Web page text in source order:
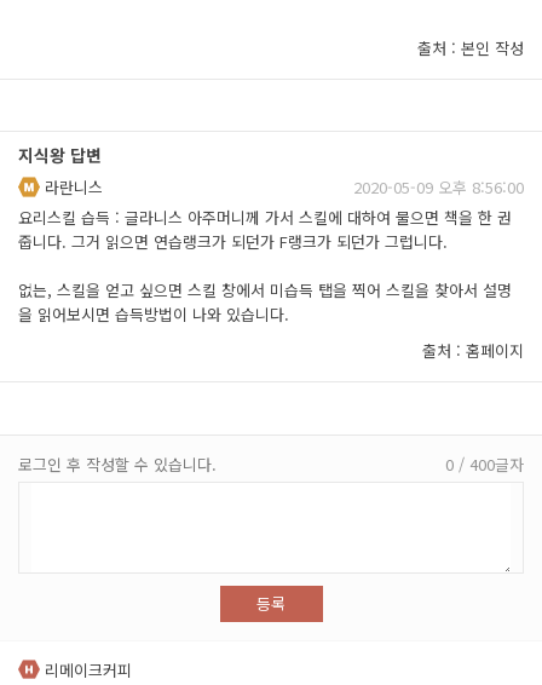
출처 : 본인 작성
지식왕 답변
라란니스
2020-05-09 오후 8:56:00
요리스킬 습득 : 글라니스 아주머니께 가서 스킬에 대하여 물으면 책을 한 권
줍니다. 그거 읽으면 연습랭크가 되던가 F랭크가 되던가 그럽니다.
없는, 스킬을 얻고 싶으면 스킬 창에서 미습득 탭을 찍어 스킬을 찾아서 설명
을 읽어보시면 습득방법이 나와 있습니다.
출처 : 홈페이지
로그인 후 작성할 수 있습니다. 0 / 400글자
등록
리메이크커피